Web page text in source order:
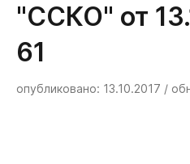
"ССКО" от
61
опубликовано: 13.10.2017 /